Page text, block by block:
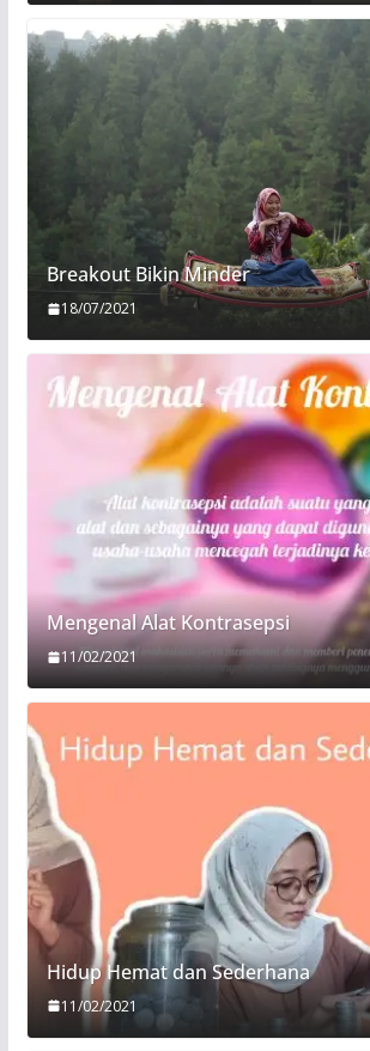
Breakout Bikin Minder
18/07/2021
Mengenal Alat Kontrasepsi
11/02/2021
Hidup Hemat dan Sederhana
11/02/2021